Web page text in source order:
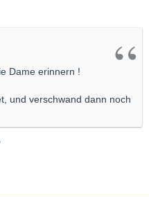
Dame erinnern !
und verschwand dann noch